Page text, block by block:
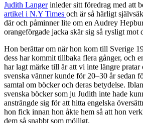
Judith Langerinleder sitt föredrag med att
artikel i N.Y Times och är så härligt
där och påminner lite om en Audrey
orangeförgade jacka skär sig så rysligt mot
Hon berättar om när hon kom till Sverige
dess har kommit tillbaka flera gånger, och
har lagt märke till är att vi inte längre pratar
svenska vänner kunde för 20–30 år sedan
samtal om böcker och deras betydelse.
svenska böcker som ju Judith inte hade
ansträngde sig för att hitta engelska
hon fick innan hon åkte hem så att hon
dem så snabbt som möjligt.